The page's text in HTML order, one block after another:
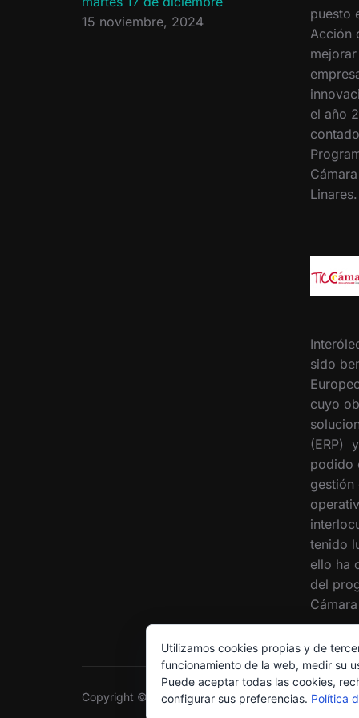
15 noviembre, 2024
puesto
Acción
el año
sido
cuyo
(ERP)
podido
gestión
tenido
ello ha
del
Copyright © 2026 Grupo Interóleo
Utilizamos cookies propias y de
funcionamiento de la web, medir su
Puede aceptar todas las cookies,
configurar sus preferencias. Política